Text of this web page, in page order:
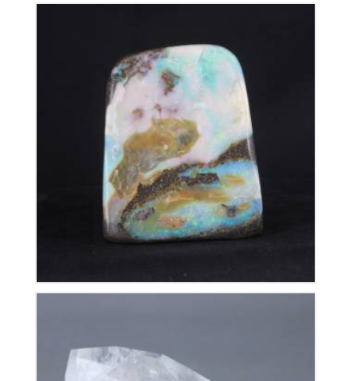
Opale Boulder Polie
480€